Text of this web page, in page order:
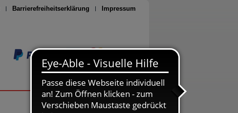
Barrierefreiheitserklärung Impressum
Seite drucken
0800-10 11 422